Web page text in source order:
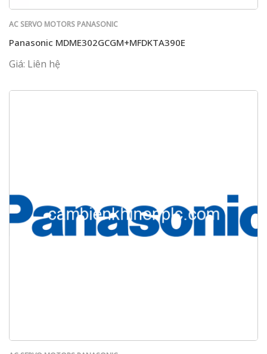
AC SERVO MOTORS PANASONIC
Panasonic MDME302GCGM+MFDKTA390E
Giá: Liên hệ